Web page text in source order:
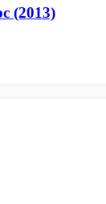
(2013)